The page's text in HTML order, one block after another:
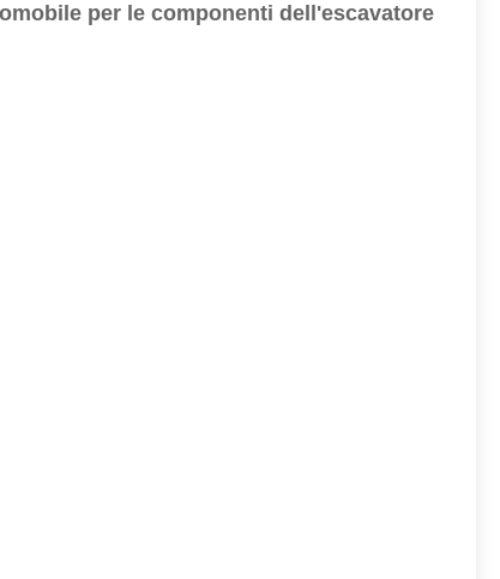
per le componenti dell'escavatore